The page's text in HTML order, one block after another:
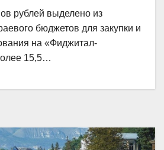
рублей выделено из
бюджетов для закупки и
на «Фиджитал-
15,5…